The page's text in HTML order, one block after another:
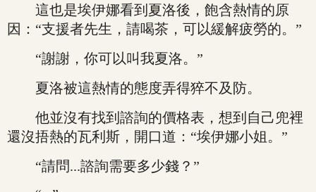
這也是埃伊娜看到夏洛後，飽含熱情的原
因：“支援者先生，請喝茶，可以緩解疲勞的。”
“謝謝，你可以叫我夏洛。”
夏洛被這熱情的態度弄得猝不及防。
他並沒有找到諮詢的價格表，想到自己兜裡
還沒捂熱的瓦利斯，開口道：“埃伊娜小姐。”
“請問...諮詢需要多少錢？”